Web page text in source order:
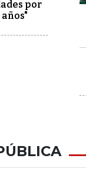
por